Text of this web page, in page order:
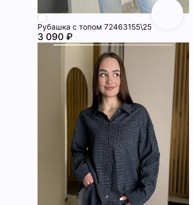
Рубашка с топом 72463155\25
3 090 ₽